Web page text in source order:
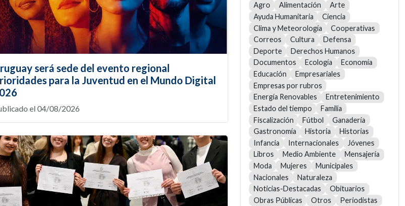
será sede del evento regional
para la Juventud en el Mundo Digital
el 04/08/2026
Agro Alimentación
Arte
Ayuda Humanitaria
Ciencia
Clima y Meteorología
Cooperativas
Correos
Cultura
Defensa
Deporte
Derechos Humanos
Documentos
Ecología
Economía
Educación
Empresariales
Empresas por rubros
Energía Renovables
Entretenimiento
Estado del tiempo
Familia
Fiscalización
Fútbol
Ganadería
Gastronomía
Historia
Historias
Infancia
Internacionales
Jóvenes
Libros
Medio Ambiente
Mensajería
Moda
Mujeres
Municipales
Nacionales
Naturaleza
Noticias-Destacadas
Obituarios
Obras Públicas
Otros
Periodistas